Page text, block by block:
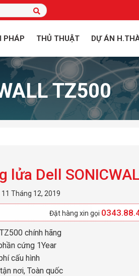
PHÁP THỦ THUẬT DỰ ÁN
TZ500
lửa Dell
11 Tháng 12, 2019
Đặt hàng xin gọi
chính hãng
cứng 1Year
cấu hình
nơi, Toàn quốc